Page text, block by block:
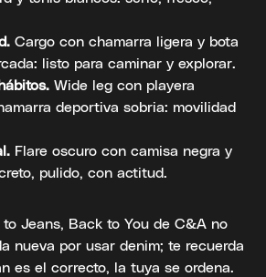
Cargo con chamarra ligera y bota
listo para caminar y explorar.
Wide leg con playera
deportiva sobria: movilidad
Flare oscuro con camisa negra y
pulido, con actitud.
Jeans, Back to You de C&A no
nueva por usar denim; te recuerda
es el correcto, la tuya se ordena.